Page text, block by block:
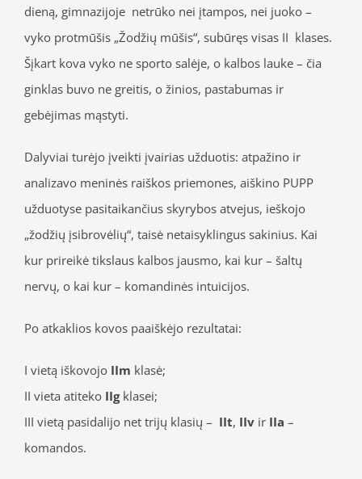
dieną, gimnazijoje netrūko nei įtampos, nei juoko –
vyko protmūšis „Žodžių mūšis“, subūręs visas II klases.
Šįkart kova vyko ne sporto salėje, o kalbos lauke – čia
ginklas buvo ne greitis, o žinios, pastabumas ir
gebėjimas mąstyti.
Dalyviai turėjo įveikti įvairias užduotis: atpažino ir
analizavo meninės raiškos priemones, aiškino PUPP
užduotyse pasitaikančius skyrybos atvejus, ieškojo
„žodžių įsibrovėlių“, taisė netaisyklingus sakinius. Kai
kur prireikė tikslaus kalbos jausmo, kai kur – šaltų
nervų, o kai kur – komandinės intuicijos.
Po atkaklios kovos paaiškėjo rezultatai:
I vietą iškovojo IIm klasė;
II vieta atiteko IIgklasei;
III vietą pasidalijo net trijų klasių – IIt, IIv ir IIa –
komandos.